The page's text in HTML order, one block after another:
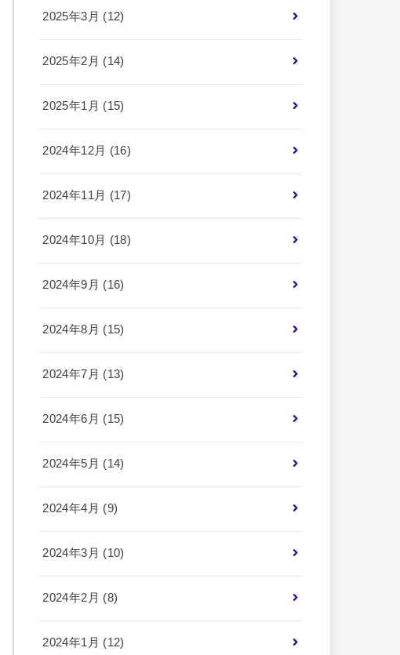
2025年3月 (12)
2025年2月 (14)
2025年1月 (15)
2024年12月 (16)
2024年11月 (17)
2024年10月 (18)
2024年9月 (16)
2024年8月 (15)
2024年7月 (13)
2024年6月 (15)
2024年5月 (14)
2024年4月 (9)
2024年3月 (10)
2024年2月 (8)
2024年1月 (12)